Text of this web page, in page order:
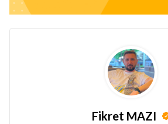
Fikret MAZI